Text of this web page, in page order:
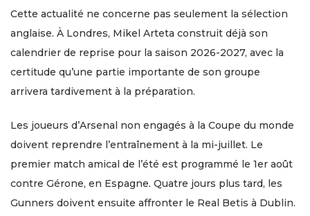
Cette actualité ne concerne pas seulement la sélection
anglaise. À Londres, Mikel Arteta construit déjà son
calendrier de reprise pour la saison 2026-2027, avec la
certitude qu’une partie importante de son groupe
arrivera tardivement à la préparation.
Les joueurs d’Arsenal non engagés à la Coupe du monde
doivent reprendre l’entraînement à la mi-juillet. Le
premier match amical de l’été est programmé le 1er août
contre Gérone, en Espagne. Quatre jours plus tard, les
Gunners doivent ensuite affronter le Real Betis à Dublin.